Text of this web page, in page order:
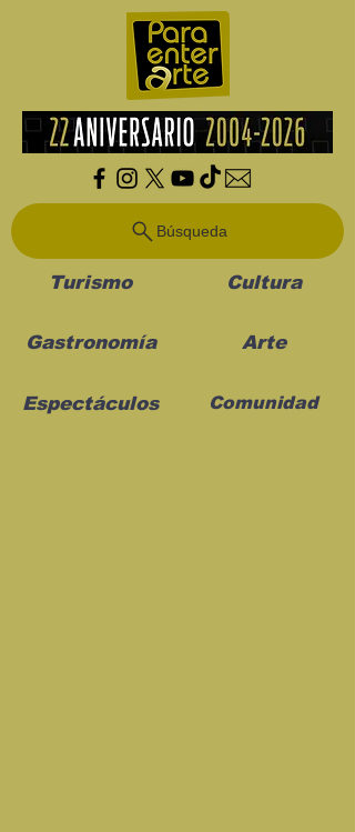
Búsqueda
Turismo Cultura
Gastronomía Arte
Espectáculos Comunidad